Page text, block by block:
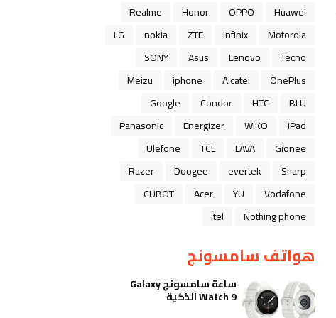
Huawei
OPPO
Honor
Realme
Motorola
Infinix
ZTE
nokia
LG
Tecno
Lenovo
Asus
SONY
OnePlus
Alcatel
iphone
Meizu
BLU
HTC
Condor
Google
iPad
WIKO
Energizer
Panasonic
Gionee
LAVA
TCL
Ulefone
Sharp
evertek
Doogee
Razer
Vodafone
YU
Acer
CUBOT
Nothing phone
itel
هواتف سامسونج
ساعة سامسونج Galaxy
Watch 9 الذكية